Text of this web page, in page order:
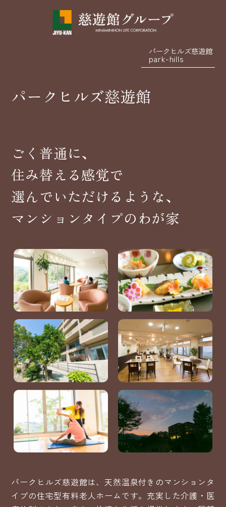
パークヒルズ慈遊館
park-hills
パークヒルズ慈遊館
ごく普通に、
住み替える感覚で
選んでいただけるような、
マンションタイプのわが家
パークヒルズ慈遊館は、天然温泉付きのマンションタ
イプの住宅型有料老人ホームです。充実した介護・医